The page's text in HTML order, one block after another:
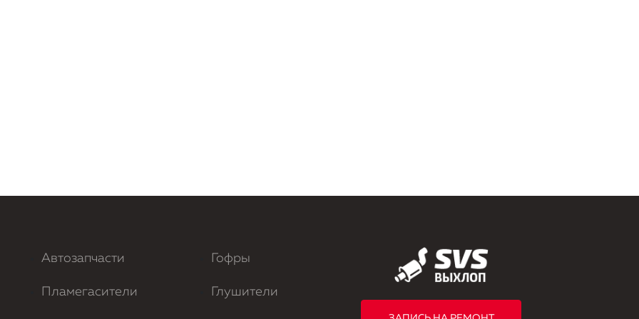
Автозапчасти
Пламегасители
Гофры
Глушители